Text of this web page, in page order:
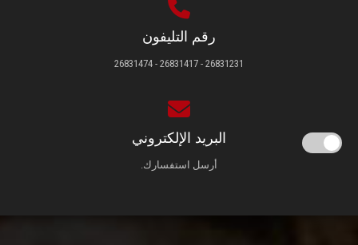
رقم التليفون
26831231 - 26831417 - 26831474
البريد الإلكتروني
أرسل استفسارك.